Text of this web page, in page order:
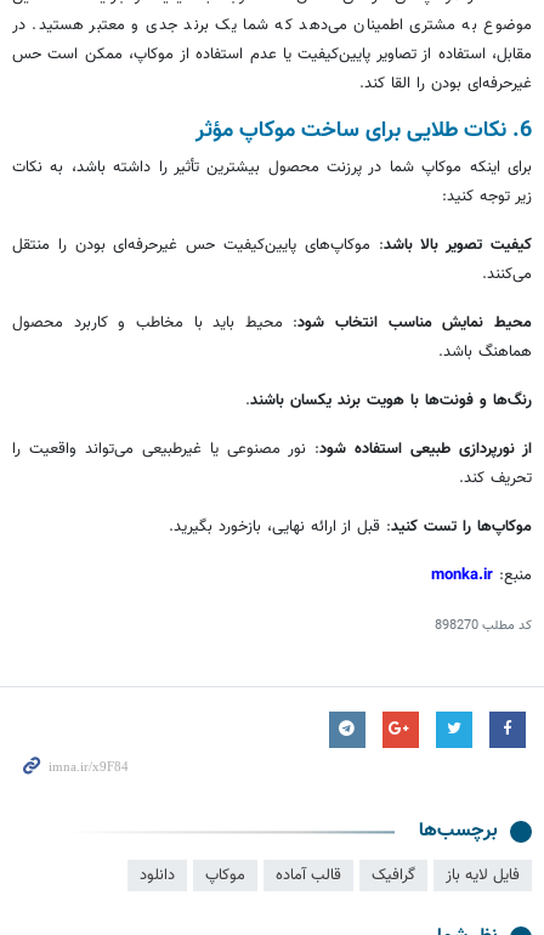
موضوع به مشتری اطمینان می‌دهد که شما یک برند جدی و معتبر هستید. در
مقابل، استفاده از تصاویر پایین‌کیفیت یا عدم استفاده از موکاپ، ممکن است حس
غیرحرفه‌ای بودن را القا کند.
6. نکات طلایی برای ساخت موکاپ مؤثر
برای اینکه موکاپ شما در پرزنت محصول بیشترین تأثیر را داشته باشد، به نکات
زیر توجه کنید:
کیفیت تصویر بالا باشد: موکاپ‌های پایین‌کیفیت حس غیرحرفه‌ای بودن را منتقل
می‌کنند.
محیط نمایش مناسب انتخاب شود: محیط باید با مخاطب و کاربرد محصول
هماهنگ باشد.
رنگ‌ها و فونت‌ها با هویت برند یکسان باشند.
از نورپردازی طبیعی استفاده شود: نور مصنوعی یا غیرطبیعی می‌تواند واقعیت را
تحریف کند.
موکاپ‌ها را تست کنید: قبل از ارائه نهایی، بازخورد بگیرید.
منبع: monka.ir
کد مطلب898270
برچسب‌ها
فایل لایه باز گرافیک قالب آماده موکاپ دانلود